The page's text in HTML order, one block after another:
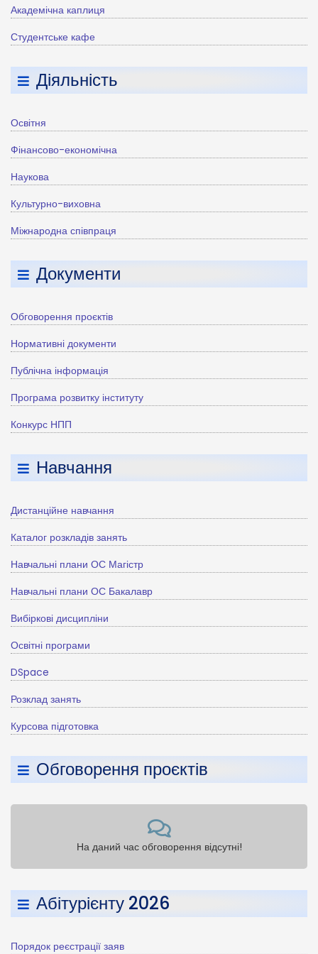
Академічна каплиця
Студентське кафе
Діяльність
Освітня
Фінансово-економічна
Наукова
Культурно-виховна
Міжнародна співпраця
Документи
Обговорення проєктів
Нормативні документи
Публічна інформація
Програма розвитку інституту
Конкурс НПП
Навчання
Дистанційне навчання
Каталог розкладів занять
Навчальні плани ОС Магістр
Навчальні плани ОС Бакалавр
Вибіркові дисципліни
Освітні програми
DSpace
Розклад занять
Курсова підготовка
Обговорення проєктів
На даний час обговорення відсутні!
Абітурієнту 2026
Порядок реєстрації заяв